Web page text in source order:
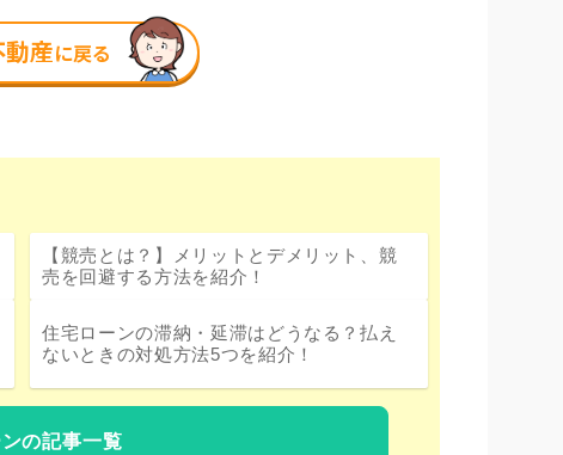
【競売とは？】メリットとデメリット、競
売を回避する方法を紹介！
住宅ローンの滞納・延滞はどうなる？払え
ないときの対処方法5つを紹介！
の記事一覧